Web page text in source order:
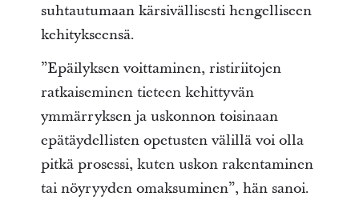
suhtautumaan kärsivällisesti hengelliseen
kehitykseensä.
”Epäilyksen voittaminen, ristiriitojen
ratkaiseminen tieteen kehittyvän
ymmärryksen ja uskonnon toisinaan
epätäydellisten opetusten välillä voi olla
pitkä prosessi, kuten uskon rakentaminen
tai nöyryyden omaksuminen”, hän sanoi.